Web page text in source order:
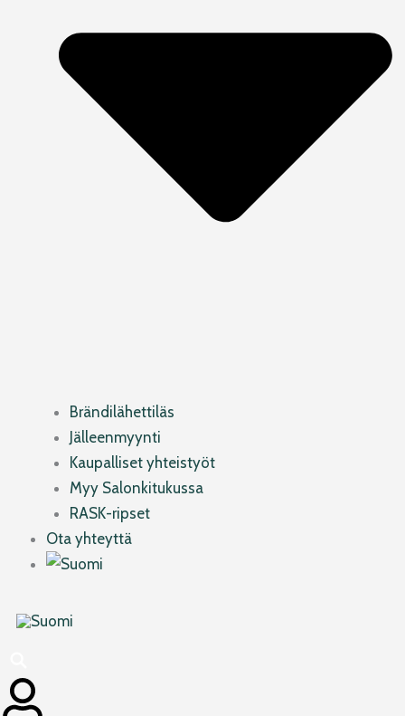
Brändilähettiläs
Jälleenmyynti
Kaupalliset yhteistyöt
Myy Salonkitukussa
RASK-ripset
Ota yhteyttä